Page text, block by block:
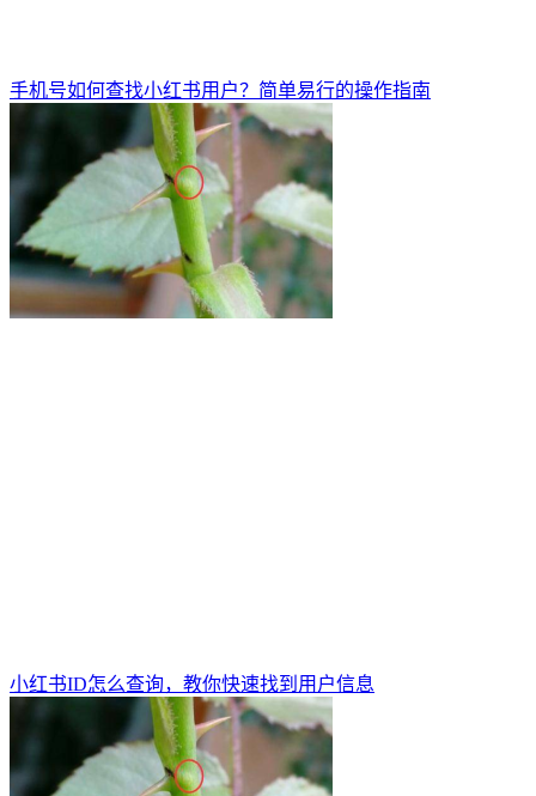
手机号如何查找小红书用户？简单易行的操作指南
小红书ID怎么查询，教你快速找到用户信息